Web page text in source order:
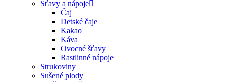
Šťavy a nápoje
Čaj
Detské čaje
Kakao
Káva
Ovocné šťavy
Rastlinné nápoje
Strukoviny
Sušené plody